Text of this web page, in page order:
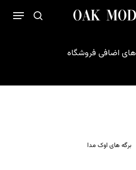
جستجو
فهرست
بستن
های اضافی فروشگاه
برگه های اوک مدا